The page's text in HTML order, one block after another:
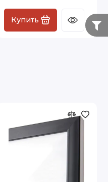
Купить